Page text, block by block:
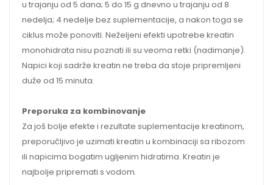
u trajanju od 5 dana; 5 do 15 g dnevno u trajanju od 8
nedelja; 4 nedelje bez suplementacije, a nakon toga se
ciklus može ponoviti. Neželjeni efekti upotrebe kreatin
monohidrata nisu poznati ili su veoma retki (nadimanje).
Napici koji sadrže kreatin ne treba da stoje pripremljeni
duže od 15 minuta.
Preporuka za kombinovanje
Za još bolje efekte i rezultate suplementacije kreatinom,
preporučljivo je uzimati kreatin u kombinaciji sa ribozom
ili napicima bogatim ugljenim hidratima. Kreatin je
najbolje pripremati s vodom.